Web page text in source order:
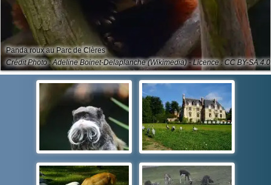
Panda roux au Parc de Clères
Crédit Photo : Adeline Boinet-Delaplanche (Wikimedia) - Licence : CC BY-SA 4.0